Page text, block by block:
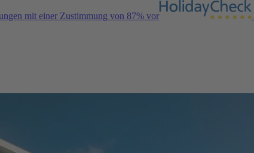
mit einer Zustimmung von 87% vor